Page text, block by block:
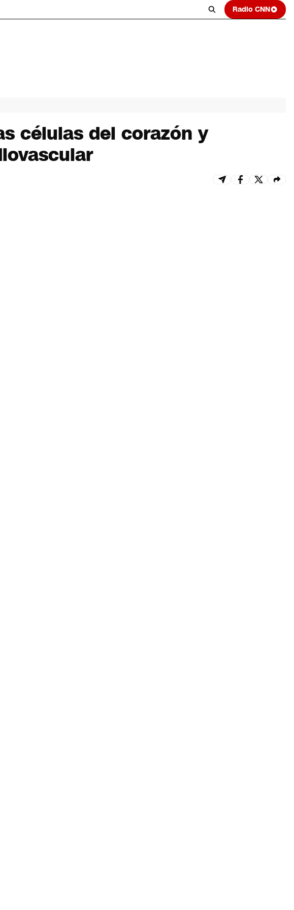
Radio CNN
células del corazón y